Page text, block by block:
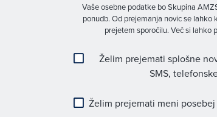
Vaše osebne podatke bo Skupina
ponudb. Od prejemanja novic se
prejetem sporočilu. Več si lahko
Želim prejemati splošne
SMS,
Želim prejemati meni